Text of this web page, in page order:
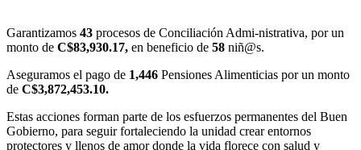
Garantizamos 43 procesos de Conciliación Admi-nistrativa, por un
monto de C$83,930.17, en beneficio de 58 niñ@s.
Aseguramos el pago de 1,446 Pensiones Alimenticias por un monto
de C$3,872,453.10.
Estas acciones forman parte de los esfuerzos permanentes del Buen
Gobierno, para seguir fortaleciendo la unidad crear entornos
protectores y llenos de amor donde la vida florece con salud y